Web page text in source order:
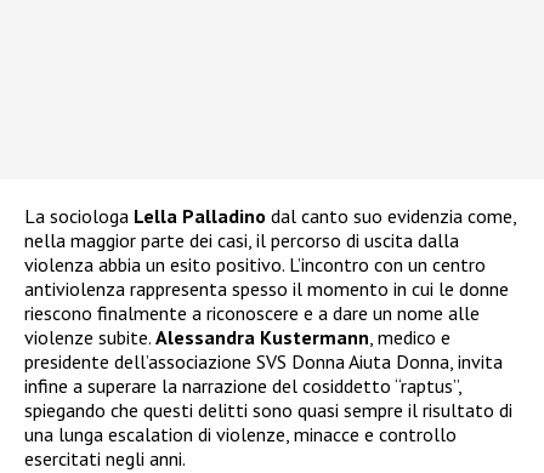
La sociologa Lella Palladino dal canto suo evidenzia come,
nella maggior parte dei casi, il percorso di uscita dalla
violenza abbia un esito positivo. L’incontro con un centro
antiviolenza rappresenta spesso il momento in cui le donne
riescono finalmente a riconoscere e a dare un nome alle
violenze subite. Alessandra Kustermann, medico e
presidente dell’associazione SVS Donna Aiuta Donna, invita
infine a superare la narrazione del cosiddetto “raptus”,
spiegando che questi delitti sono quasi sempre il risultato di
una lunga escalation di violenze, minacce e controllo
esercitati negli anni.